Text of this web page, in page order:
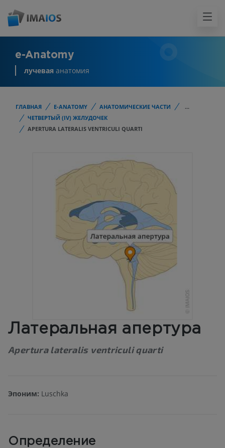
e-Anatomy
лучевая анатомия
ГЛАВНАЯ E-ANATOMY АНАТОМИЧЕСКИЕ ЧАСТИ
...
ЧЕТВЕРТЫЙ (IV) ЖЕЛУДОЧЕК
APERTURA LATERALIS VENTRICULI QUARTI
Латеральная апертура
Apertura lateralis ventriculi quarti
Эпоним: Luschka
Определение